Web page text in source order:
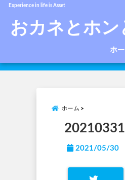
Experience in life is Asset
おカネとホ
ホ
ホーム
2021/05/30